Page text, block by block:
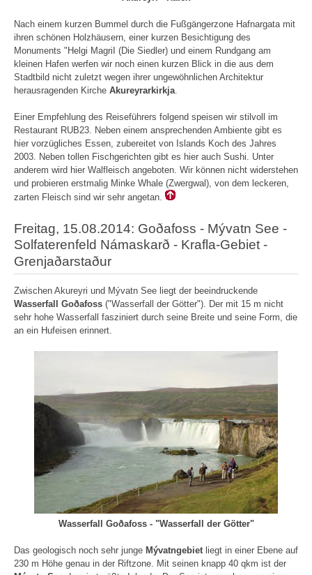
Nach einem kurzen Bummel durch die Fußgängerzone Hafnargata mit
ihren schönen Holzhäusern, einer kurzen Besichtigung des
Monuments "Helgi MagriI (Die Siedler) und einem Rundgang am
kleinen Hafen werfen wir noch einen kurzen Blick in die aus dem
Stadtbild nicht zuletzt wegen ihrer ungewöhnlichen Architektur
herausragenden Kirche Akureyrarkirkja
Einer Empfehlung des Reiseführers folgend speisen wir stilvoll im
Restaurant RUB23. Neben einem ansprechenden Ambiente gibt es
hier vorzügliches Essen, zubereitet von Islands Koch des Jahres
2003. Neben tollen Fischgerichten gibt es hier auch Sushi. Unter
anderem wird hier Walfleisch angeboten. Wir können nicht widerstehen
und probieren erstmalig Minke Whale (Zwergwal), von dem leckeren,
zarten Fleisch sind wir sehr angetan.
Freitag, 15.08.2014: Goðafoss - Mývatn See -
Solfaterenfeld Námaskarð - Krafla-Gebiet -
Grenjaðarstaður
Zwischen Akureyri und Mývatn See liegt der beeindruckende
Wasserfall Goðafoss ("Wasserfall der Götter"). Der mit 15 m nicht
sehr hohe Wasserfall fasziniert durch seine Breite und seine Form, die
an ein Hufeisen erinnert.
Wasserfall Goðafoss - "Wasserfall der Götter"
Das geologisch noch sehr junge Mývatngebiet liegt in einer Ebene auf
230 m Höhe genau in der Riftzone. Mit seinen knapp 40 qkm ist der